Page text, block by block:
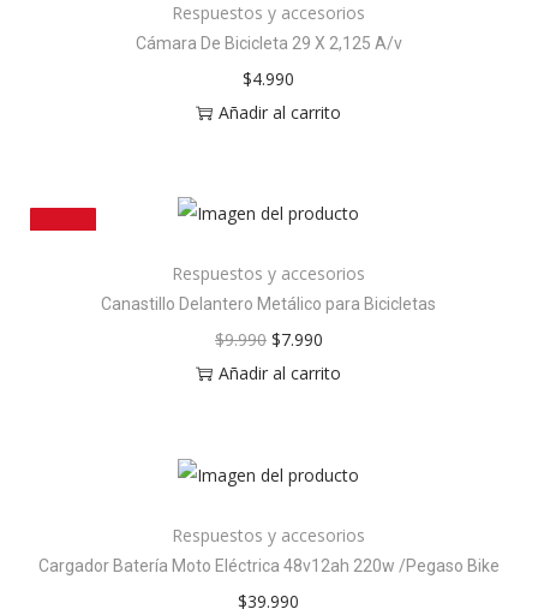
Respuestos y accesorios
Cámara De Bicicleta 29 X 2,125 A/v
$4.990
Añadir al carrito
Respuestos y accesorios
Canastillo Delantero Metálico para Bicicletas
$9.990 $7.990
Añadir al carrito
Respuestos y accesorios
Cargador Batería Moto Eléctrica 48v12ah 220w /Pegaso Bike
$39.990